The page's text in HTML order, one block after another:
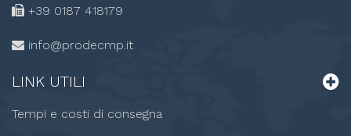
+39 0187 418179
info@prodecmp.it
LINK UTILI
Tempi e costi di consegna